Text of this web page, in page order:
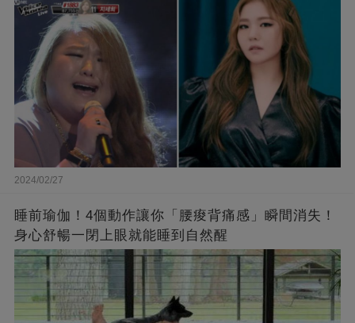
2024/02/27
睡前瑜伽！4個動作讓你「腰痠背痛感」瞬間消失！
身心舒暢一閉上眼就能睡到自然醒